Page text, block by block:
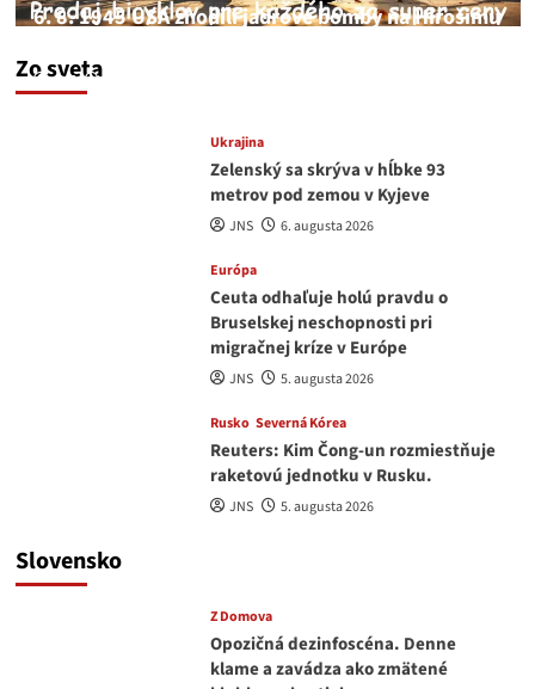
Zo sveta
6. 8. 1945 USA zhodili jadrové bomby na Hirošimu
JNS
Ukrajina
Zelenský sa skrýva v hĺbke 93
metrov pod zemou v Kyjeve
JNS 6. augusta 2026
Európa
Ceuta odhaľuje holú pravdu o
Bruselskej neschopnosti pri
migračnej kríze v Európe
JNS 5. augusta 2026
Rusko Severná Kórea
Reuters: Kim Čong-un rozmiestňuje
raketovú jednotku v Rusku.
JNS 5. augusta 2026
Slovensko
Z Domova
Opozičná dezinfoscéna. Denne
klame a zavádza ako zmätené